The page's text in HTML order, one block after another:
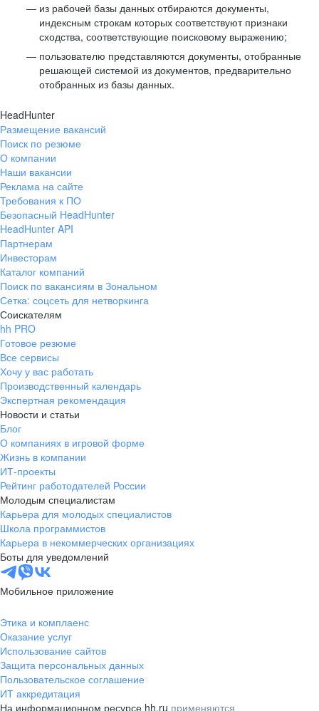
из рабочей базы данных отбираются документы,
индексным строкам которых соответствуют признаки
сходства, соответствующие поисковому выражению;
пользователю представляются документы, отобранные
решающей системой из документов, предварительно
отобранных из базы данных.
HeadHunter
Размещение вакансий
Поиск по резюме
О компании
Наши вакансии
Реклама на сайте
Требования к ПО
Безопасный HeadHunter
HeadHunter API
Партнерам
Инвесторам
Каталог компаний
Поиск по вакансиям в Зональном
Сетка: соцсеть для нетворкинга
Соискателям
hh PRO
Готовое резюме
Все сервисы
Хочу у вас работать
Производственный календарь
Экспертная рекомендация
Новости и статьи
Блог
О компаниях в игровой форме
Жизнь в компании
ИТ-проекты
Рейтинг работодателей России
Молодым специалистам
Карьера для молодых специалистов
Школа программистов
Карьера в некоммерческих организациях
Боты для уведомлений
Мобильное приложение
Этика и комплаенс
Оказание услуг
Использование сайтов
Защита персональных данных
Пользовательское соглашение
ИТ аккредитация
На информационном ресурсе hh.ru применяются